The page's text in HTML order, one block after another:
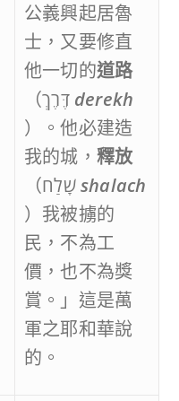
公義興起居魯
士，又要修直
他一切的道路
（דֶּרֶךְ derekh
）。他必建造
我的城， 釋放
（שָׁלַחshalach
）我被擄的
民，不為工
價，也不為獎
賞。」這是萬
軍之耶和華說
的。